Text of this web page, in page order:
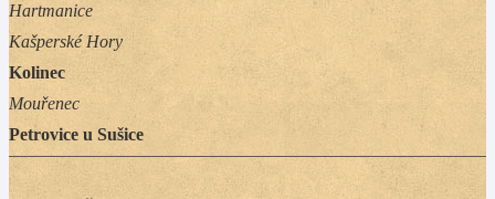
Hartmanice
Kašperské Hory
Kolinec
Mouřenec
Petrovice u Sušice